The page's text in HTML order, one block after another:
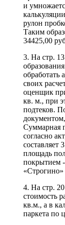
и
рулон
Таким
34425,00
3. На стр.
обработать
своих
оценщик
кв. м., при
подтеков.
Суммарная
согласно
составляет
площадь
покрытием
4. На стр.
стоимость
кв.м., а в
паркета по